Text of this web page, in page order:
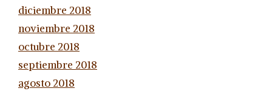
diciembre 2018
noviembre 2018
octubre 2018
septiembre 2018
agosto 2018